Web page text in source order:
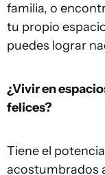
familia, o
tu propio
puedes lograr
¿Vivir en
felices?
Tiene el
acostumbrados